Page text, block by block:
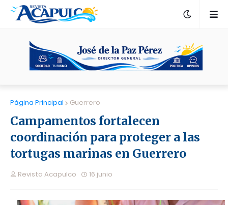
Página Principal Guerrero
Campamentos fortalecen
coordinación para proteger a las
tortugas marinas en Guerrero
Revista Acapulco 16 junio